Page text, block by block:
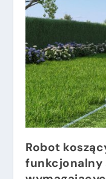
Robot
funkcjonalny